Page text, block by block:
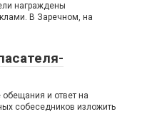
награждены
В Заречном, на
и ответ на
собеседников изложить